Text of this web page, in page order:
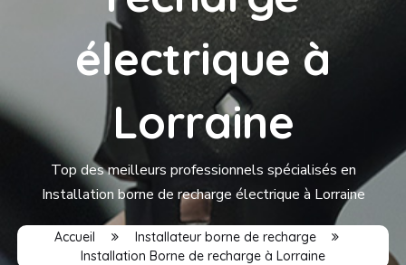
électrique à
Lorraine
Top des meilleurs professionnels spécialisés en
Installation borne de recharge électrique à Lorraine
Accueil
Installateur borne de recharge
Installation Borne de recharge à Lorraine